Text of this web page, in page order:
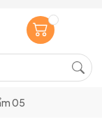
05